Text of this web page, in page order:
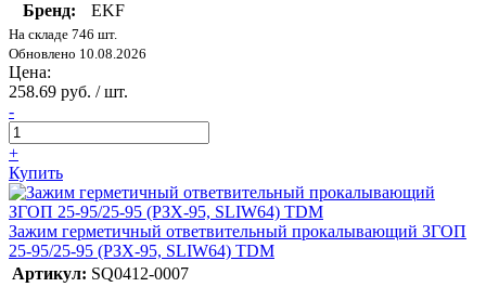
Бренд:
EKF
На складе 746 шт.
Обновлено 10.08.2026
Цена:
258.69 руб. / шт.
-
+
Купить
Зажим герметичный ответвительный прокалывающий ЗГОП
25-95/25-95 (РЗХ-95, SLIW64) TDM
Артикул: SQ0412-0007